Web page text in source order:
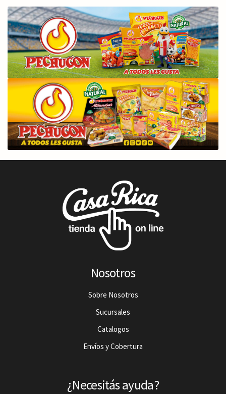
Nosotros
Sobre Nosotros
Sucursales
Catalogos
Envíos y Cobertura
¿Necesitás ayuda?